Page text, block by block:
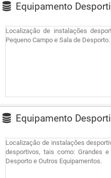
Equipamento
Localização de instalações
Pequeno Campo e Sala de Desporto.
Equipamento
Localização de instalações
desportivos, tais como: Grandes
Desporto e Outros Equipamentos.